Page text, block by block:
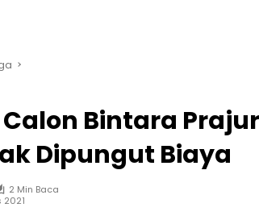
Bintara
Dipungut Biaya
2 Min Baca
2021